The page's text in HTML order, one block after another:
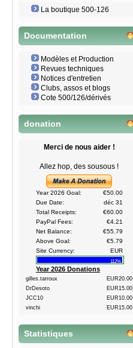
La boutique 500-126
Documentation
Modèles et Production
Revues techniques
Notices d'entretien
Clubs, assos et blogs
Cote 500/126/dérivés
donation
Merci de nous aider !
Allez hop, des sousous !
Year 2026 Goal:
€50.00
Due Date:
déc 31
Total Receipts:
€60.00
PayPal Fees:
€4.21
Net Balance:
€55.79
Above Goal:
€5.79
Site Currency:
EUR
112%
Year 2026 Donations
gilles.tarroux
EUR20.00
DrDesoto
EUR15.00
JCC10
EUR10.00
vinchi
EUR15.00
Statistiques